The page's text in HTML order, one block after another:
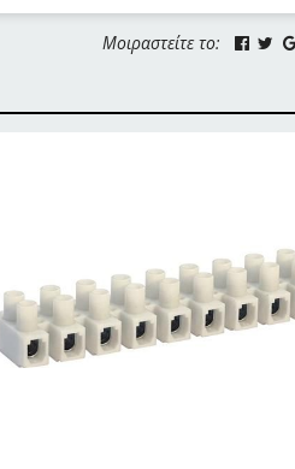
Μοιραστείτε το: